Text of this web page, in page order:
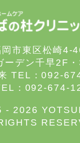
市東区松崎
ーデン千早2F
来 TEL：
：092-674-
- 2026